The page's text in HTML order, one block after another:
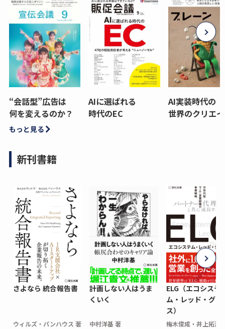
“会話型”広告は
何を変えるのか？
AIに選ばれる
時代のEC
AI実装時代の
世界のクリエ
もっと見る
新刊書籍
さよなら 統合報告書
ウィルズ・パンハウス 著
計画しない人はうま
くいく
中村洋基 著
ELG（エコシステ
ム・レッド・グロ
ス）
梅木俊成・井上拓海